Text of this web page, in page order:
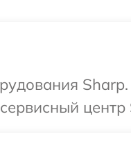
Sharp.
центр